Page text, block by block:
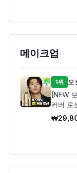
메이크업
1위
오
[NEW
커버 로
₩